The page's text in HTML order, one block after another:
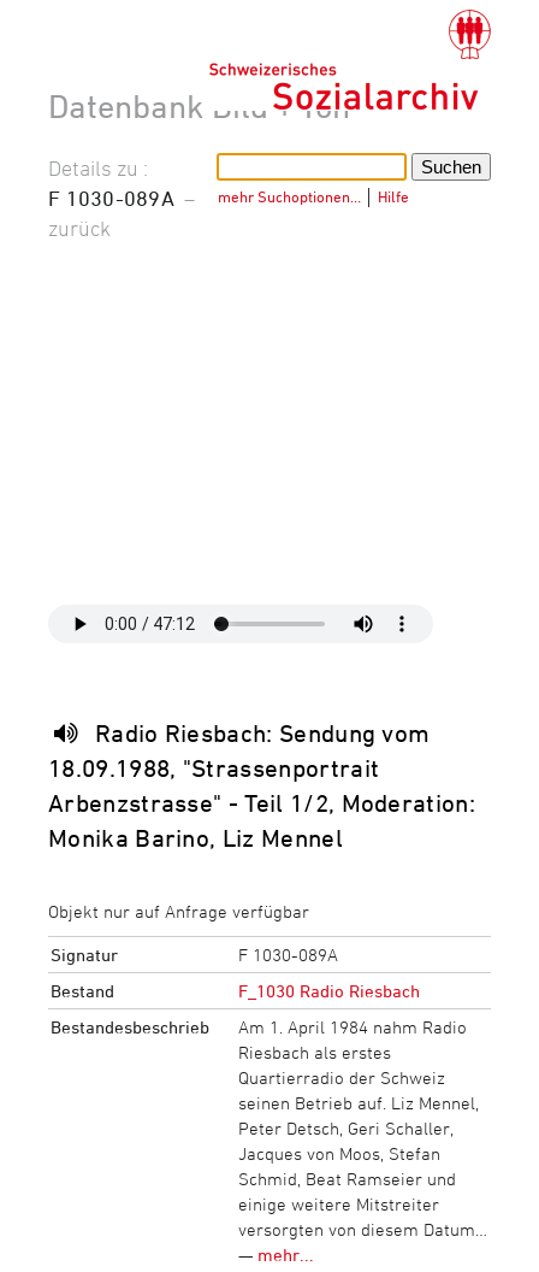
Datenbank Bild + Ton
mehr Suchoptionen… Hilfe
Details zu :
F 1030-089A –
zurück
Radio Riesbach: Sendung vom
18.09.1988, "Strassenportrait
Arbenzstrasse" - Teil 1/2, Moderation:
Monika Barino, Liz Mennel
Objekt nur auf Anfrage verfügbar
Signatur
F 1030-089A
Bestand
F_1030 Radio Riesbach
Bestandesbeschrieb
Am 1. April 1984 nahm Radio
Riesbach als erstes
Quartierradio der Schweiz
seinen Betrieb auf. Liz Mennel,
Peter Detsch, Geri Schaller,
Jacques von Moos, Stefan
Schmid, Beat Ramseier und
einige weitere Mitstreiter
versorgten von diesem Datum…
— mehr...